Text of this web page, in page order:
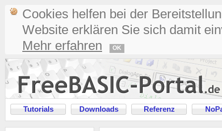
Cookies helfen bei der
Website erklären Sie sich damit
Mehr erfahren
OK
Tutorials Downloads Referenz